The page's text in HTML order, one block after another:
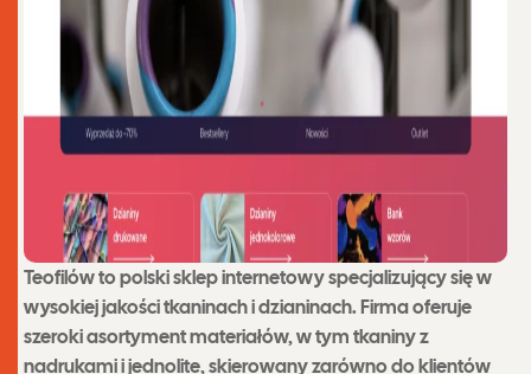
Teofilów to polski sklep internetowy specjalizujący się w
wysokiej jakości tkaninach i dzianinach. Firma oferuje
szeroki asortyment materiałów, w tym tkaniny z
nadrukami i jednolite, skierowany zarówno do klientów